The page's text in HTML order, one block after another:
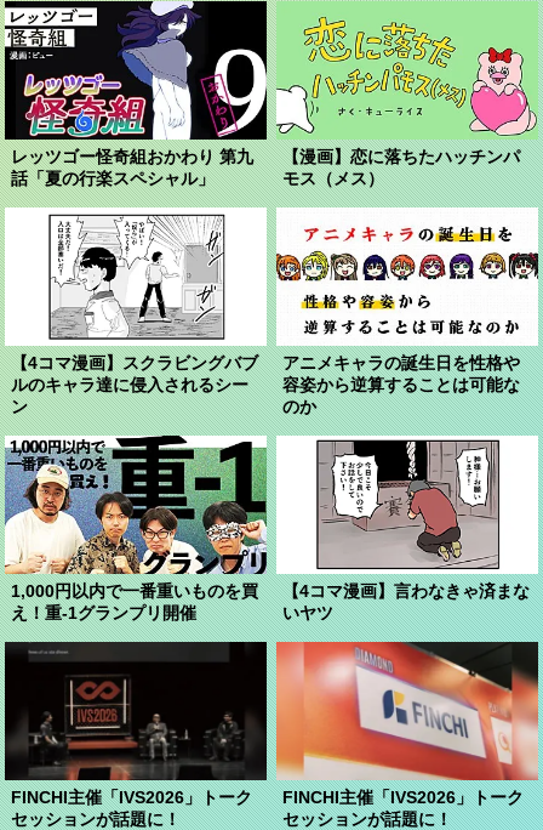
レッツゴー怪奇組おかわり 第九
話「夏の行楽スペシャル」
【漫画】恋に落ちたハッチンパ
モス（メス）
【4コマ漫画】スクラビングバブ
ルのキャラ達に侵入されるシー
ン
アニメキャラの誕生日を性格や
容姿から逆算することは可能な
のか
1,000円以内で一番重いものを買
え！重-1グランプリ開催
【4コマ漫画】言わなきゃ済まな
いヤツ
FINCHI主催「IVS2026」トーク
セッションが話題に！
FINCHI主催「IVS2026」トーク
セッションが話題に！